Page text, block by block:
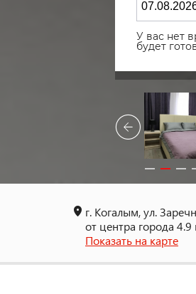
У вас нет
будет
г. Когалым, ул.
от центра города 4.9
Показать на карте